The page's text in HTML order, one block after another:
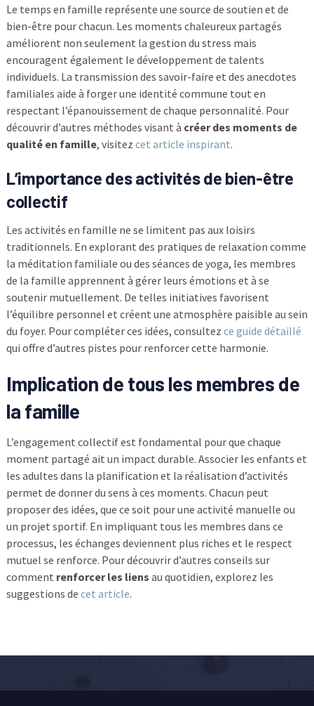
Le temps en famille représente une source de soutien et de
bien-être pour chacun. Les moments chaleureux partagés
améliorent non seulement la gestion du stress mais
encouragent également le développement de talents
individuels. La transmission des savoir-faire et des anecdotes
familiales aide à forger une identité commune tout en
respectant l’épanouissement de chaque personnalité. Pour
découvrir d’autres méthodes visant à créer des moments de
qualité en famille, visitez cet article inspirant.
L’importance des activités de bien-être
collectif
Les activités en famille ne se limitent pas aux loisirs
traditionnels. En explorant des pratiques de relaxation comme
la méditation familiale ou des séances de yoga, les membres
de la famille apprennent à gérer leurs émotions et à se
soutenir mutuellement. De telles initiatives favorisent
l’équilibre personnel et créent une atmosphère paisible au sein
du foyer. Pour compléter ces idées, consultez ce guide détaillé
qui offre d’autres pistes pour renforcer cette harmonie.
Implication de tous les membres de
la famille
L’engagement collectif est fondamental pour que chaque
moment partagé ait un impact durable. Associer les enfants et
les adultes dans la planification et la réalisation d’activités
permet de donner du sens à ces moments. Chacun peut
proposer des idées, que ce soit pour une activité manuelle ou
un projet sportif. En impliquant tous les membres dans ce
processus, les échanges deviennent plus riches et le respect
mutuel se renforce. Pour découvrir d’autres conseils sur
comment renforcer les liens au quotidien, explorez les
suggestions de cet article.